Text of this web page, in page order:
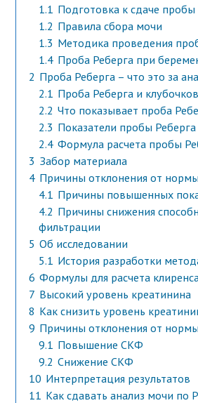
1.1 Подготовка к сдаче пробы
1.2 Правила сбора мочи
1.3 Методика проведения
1.4 Проба Реберга при
2 Проба Реберга – что это за
2.1 Проба Реберга и
2.2 Что показывает проба
2.3 Показатели пробы Реберга
2.4 Формула расчета пробы
3 Забор материала
4 Причины отклонения от нормы
4.1 Причины повышенных
4.2 Причины снижения
фильтрации
5 Об исследовании
5.1 История разработки
6 Формулы для расчета
7 Высокий уровень креатинина
8 Как снизить уровень
9 Причины отклонения от нормы
9.1 Повышение СКФ
9.2 Снижение СКФ
10 Интерпретация результатов
11 Как сдавать анализ мочи по